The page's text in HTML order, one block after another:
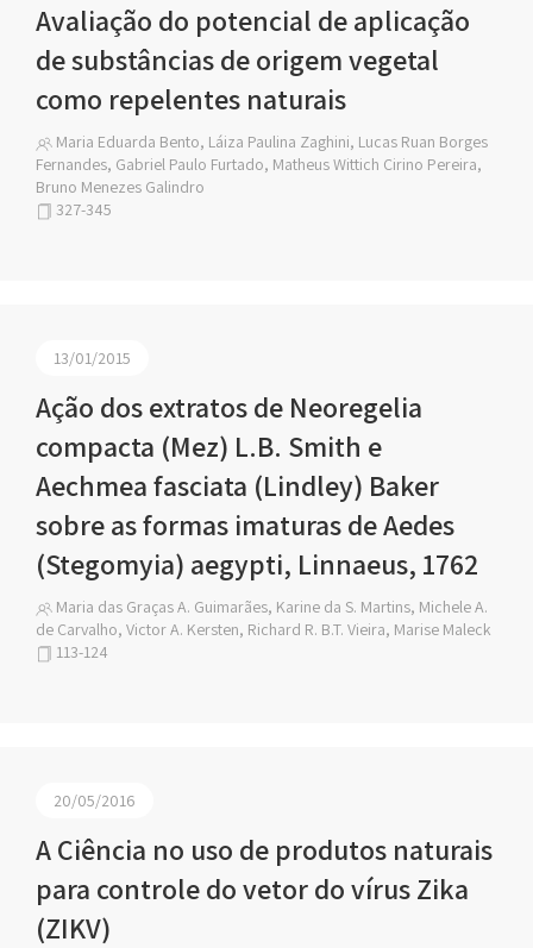
Avaliação do potencial de aplicação
de substâncias de origem vegetal
como repelentes naturais
Maria Eduarda Bento, Láiza Paulina Zaghini, Lucas Ruan Borges
Fernandes, Gabriel Paulo Furtado, Matheus Wittich Cirino Pereira,
Bruno Menezes Galindro
327-345
13/01/2015
Ação dos extratos de Neoregelia
compacta (Mez) L.B. Smith e
Aechmea fasciata (Lindley) Baker
sobre as formas imaturas de Aedes
(Stegomyia) aegypti, Linnaeus, 1762
Maria das Graças A. Guimarães, Karine da S. Martins, Michele A.
de Carvalho, Victor A. Kersten, Richard R. B.T. Vieira, Marise Maleck
113-124
20/05/2016
A Ciência no uso de produtos naturais
para controle do vetor do vírus Zika
(ZIKV)